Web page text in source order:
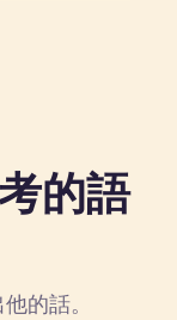
的語
的話。